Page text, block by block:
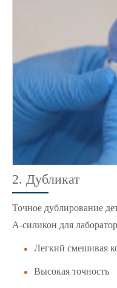
2. Дубликат
Точное дублирование
A-силикон для
Легкий смешивая
Высокая точность